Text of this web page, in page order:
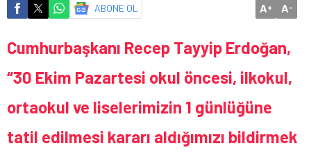
ABONE OL A+ A-
Cumhurbaşkanı Recep Tayyip Erdoğan,
“30 Ekim Pazartesi okul öncesi, ilkokul,
ortaokul ve liselerimizin 1 günlüğüne
tatil edilmesi kararı aldığımızı bildirmek